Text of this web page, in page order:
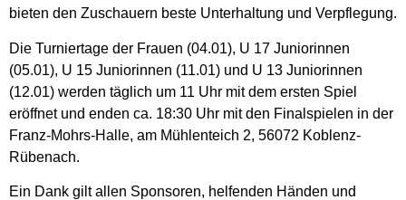
bieten den Zuschauern beste Unterhaltung und Verpflegung.
Die Turniertage der Frauen (04.01), U 17 Juniorinnen
(05.01), U 15 Juniorinnen (11.01) und U 13 Juniorinnen
(12.01) werden täglich um 11 Uhr mit dem ersten Spiel
eröffnet und enden ca. 18:30 Uhr mit den Finalspielen in der
Franz-Mohrs-Halle, am Mühlenteich 2, 56072 Koblenz-
Rübenach.
Ein Dank gilt allen Sponsoren, helfenden Händen und